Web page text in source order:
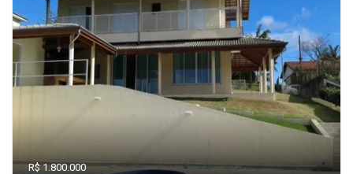
R$ 1.800.000